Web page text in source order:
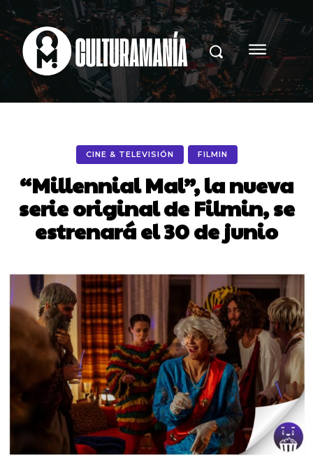
CINE & TELEVISIÓN FILMIN
“Millennial Mal”, la nueva
serie original de Filmin, se
estrenará el 30 de junio